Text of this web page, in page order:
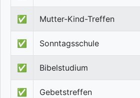
✅ Mutter-Kind-Treffen
✅ Sonntagsschule
✅ Bibelstudium
✅ Gebetstreffen